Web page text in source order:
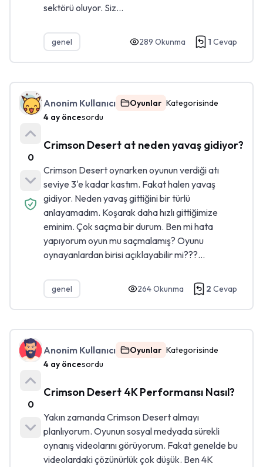
sektörü oluyor. Siz...
genel 289 Okunma 1 Cevap
0
Anonim Kullanıcı Oyunlar Kategorisinde
4 ay öncesordu
Crimson Desert at neden yavaş gidiyor?
Crimson Desert oynarken oyunun verdiği atı
seviye 3'e kadar kastım. Fakat halen yavaş
gidiyor. Neden yavaş gittiğini bir türlü
anlayamadım. Koşarak daha hızlı gittiğimize
eminim. Çok saçma bir durum. Ben mi hata
yapıyorum oyun mu saçmalamış? Oyunu
oynayanlardan birisi açıklayabilir mi???...
genel 264Okunma 2 Cevap
0
Anonim Kullanıcı Oyunlar Kategorisinde
4 ay öncesordu
Crimson Desert 4K Performansı Nasıl?
Yakın zamanda Crimson Desert almayı
planlıyorum. Oyunun sosyal medyada sürekli
oynanış videolarını görüyorum. Fakat genelde bu
videolardaki çözünürlük çok düşük. Ben 4K